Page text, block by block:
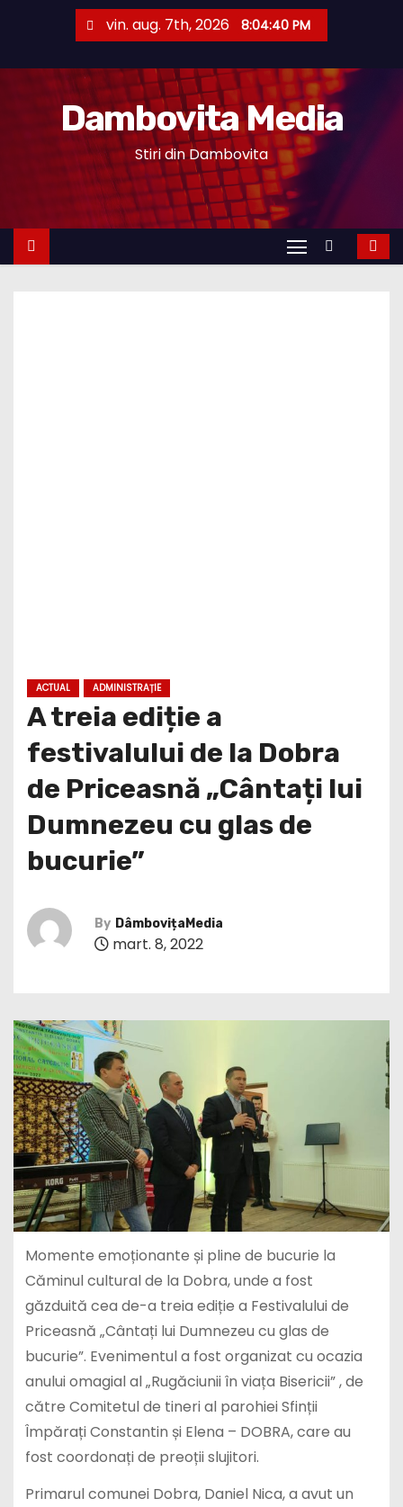
e
vin. aug. 7th, 2026 8:04:40 PM
Dambovita Media
Stiri din Dambovita
ACTUAL ADMINISTRAȚIE
A treia ediție a
festivalului de la Dobra
de Priceasnă „Cântați lui
Dumnezeu cu glas de
bucurie”
By DâmbovițaMedia
mart. 8, 2022
Momente emoționante și pline de bucurie la
Căminul cultural de la Dobra, unde a fost
găzduită cea de-a treia ediție a Festivalului de
Priceasnă „Cântați lui Dumnezeu cu glas de
bucurie”. Evenimentul a fost organizat cu ocazia
anului omagial al „Rugăciunii în viața Bisericii” , de
către Comitetul de tineri al parohiei Sfinții
Împărați Constantin și Elena – DOBRA, care au
fost coordonați de preoții slujitori.
Primarul comunei Dobra, Daniel Nica, a avut un